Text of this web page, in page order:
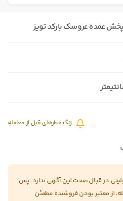
پخش عمده عروسک بارکد تویز
زنگ خطرهای قبل از معامله
در قبال صحت این آگهی ندارد. پس
از معتبر بودن فروشنده مطمئن